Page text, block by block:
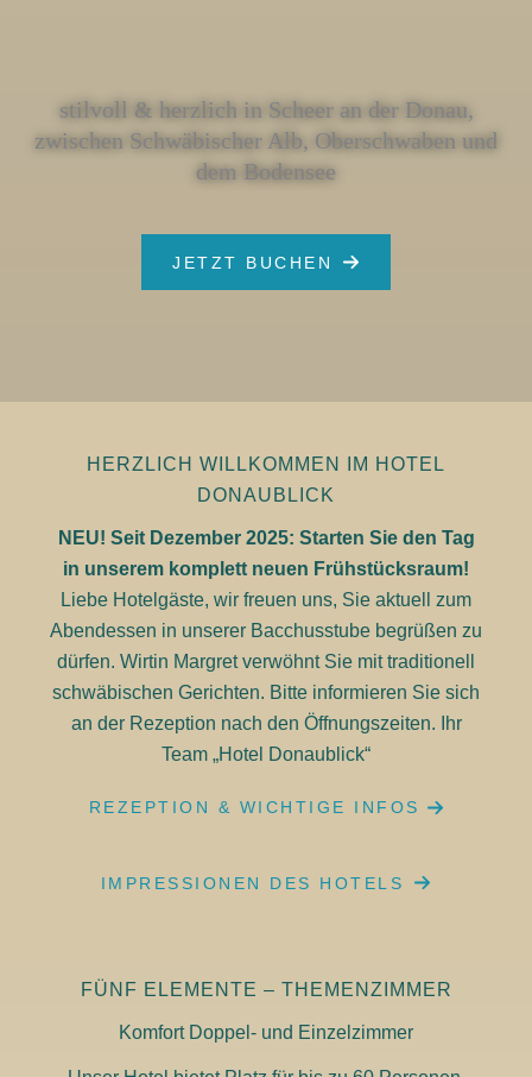
stilvoll & herzlich in Scheer an der Donau,
zwischen Schwäbischer Alb, Oberschwaben und
dem Bodensee
JETZT BUCHEN
HERZLICH WILLKOMMEN IM HOTEL
DONAUBLICK
NEU! Seit Dezember 2025: Starten Sie den Tag
in unserem komplett neuen Frühstücksraum!
Liebe Hotelgäste, wir freuen uns, Sie aktuell zum
Abendessen in unserer Bacchusstube begrüßen zu
dürfen. Wirtin Margret verwöhnt Sie mit traditionell
schwäbischen Gerichten. Bitte informieren Sie sich
an der Rezeption nach den Öffnungszeiten. Ihr
Team „Hotel Donaublick“
REZEPTION & WICHTIGE INFOS
IMPRESSIONEN DES HOTELS
FÜNF ELEMENTE – THEMENZIMMER
Komfort Doppel- und Einzelzimmer